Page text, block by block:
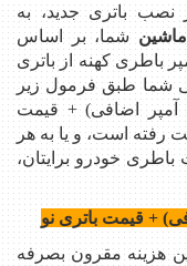
باتری جدید، به
شما، بر اساس
کهنه از باتری
شما طبق فرمول زیر
آمپر اضافی) + قیمت
رفته است، و یا به هر
باطری خودرو برایتان،
+ قیمت باتری نو
هزینه مقرون بصرفه